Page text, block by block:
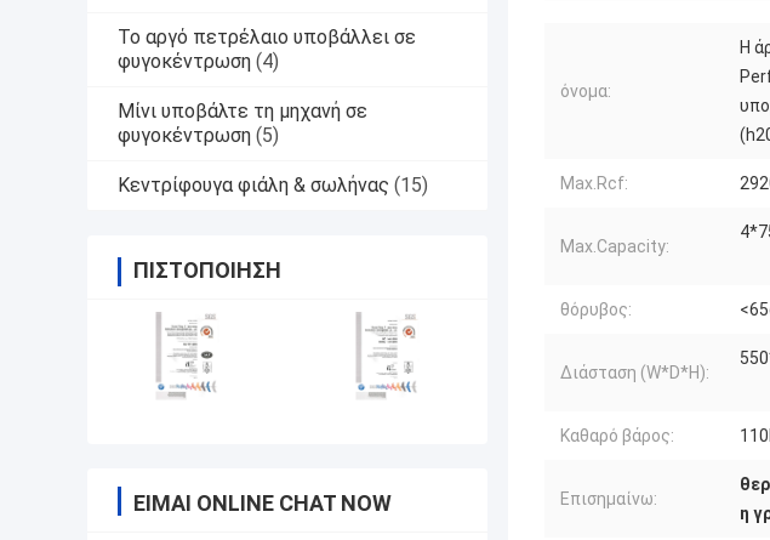
Το αργό πετρέλαιο υποβάλλει σε
φυγοκέντρωση (4)
Μίνι υποβάλτε τη μηχανή σε
φυγοκέντρωση (5)
Κεντρίφουγα φιάλη & σωλήνας (15)
ΠΙΣΤΟΠΟΊΗΣΗ
ΕΊΜΑΙ ONLINE CHAT NOW
όνομα:
Η
Max.Rcf:
Max.Capacity:
θόρυβος:
Διάσταση (W*D*H):
Καθαρό βάρος:
Επισημαίνω:
η